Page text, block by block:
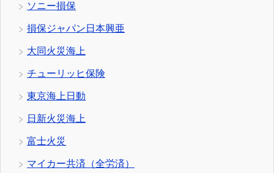
ソニー損保
損保ジャパン日本興亜
大同火災海上
チューリッヒ保険
東京海上日動
日新火災海上
富士火災
マイカー共済（全労済）